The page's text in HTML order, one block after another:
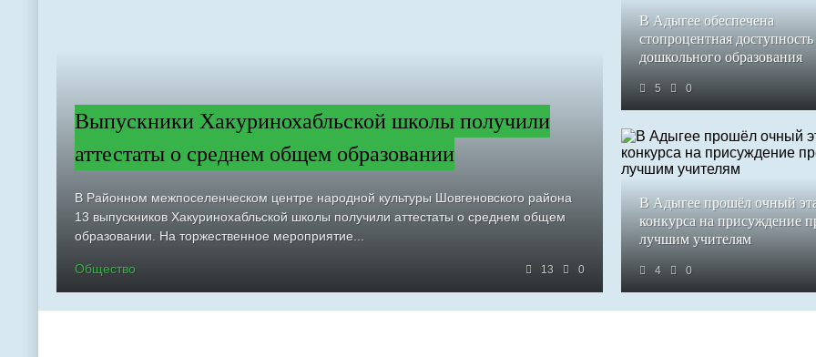
Выпускники Хакуринохабльской школы получили
аттестаты о среднем общем образовании
В Районном межпоселенческом центре народной культуры Шовгеновского района
13 выпускников Хакуринохабльской школы получили аттестаты о среднем общем
образовании. На торжественное мероприятие...
Общество 13 0
В Адыгее обеспечена
стопроцентная доступность
дошкольного образования
5 0
В Адыгее прошёл очный
конкурса на присуждение
лучшим учителям
4 0